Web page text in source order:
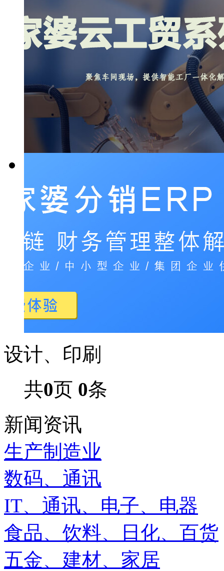
设计、印刷
共0页 0条
新闻资讯
生产制造业
数码、通讯
IT、通讯、电子、电器
食品、饮料、日化、百货
五金、建材、家居